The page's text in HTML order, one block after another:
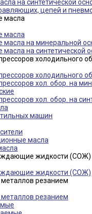
на синтетической
цепей и
масла
масла
масла на минеральной
на синтетической
холодильного
холодильного
хол. обор. на
хол. обор. на
машин
масла
жидкости (СОЖ)
жидкости (СОЖ)
резанием
резанием